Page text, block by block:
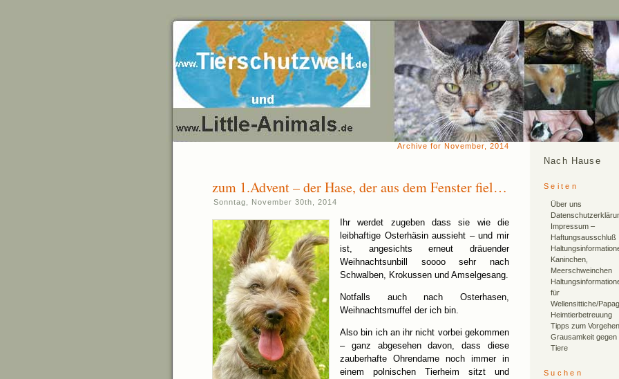
Archive for November, 2014
zum 1.Advent – der Hase, der aus dem Fenster fiel…
Sonntag, November 30th, 2014
Ihr werdet zugeben dass sie wie die
leibhaftige Osterhäsin aussieht – und mir
ist, angesichts erneut dräuender
Weihnachtsunbill soooo sehr nach
Schwalben, Krokussen und Amselgesang.
Notfalls auch nach Osterhasen,
Weihnachtsmuffel der ich bin.
Also bin ich an ihr nicht vorbei gekommen
– ganz abgesehen davon, dass diese
zauberhafte Ohrendame noch immer in
einem polnischen Tierheim sitzt und
Nach Hause
Seiten
Über uns
Impressum –
Haftungsausschluß
Kaninchen,
Meerschweinchen
für
Wellensittiche/
Heimtierbetreuung
Tipps zum
Grausamkeit gegen
Tiere
Suchen